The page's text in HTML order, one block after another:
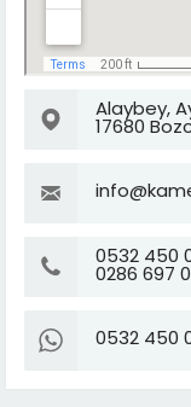
Alaybey,
17680
0532 450
0286 697
0532 450